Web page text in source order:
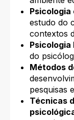
estudo do
contextos
Psicologia
do
Métodos
pesquisas
Técnicas